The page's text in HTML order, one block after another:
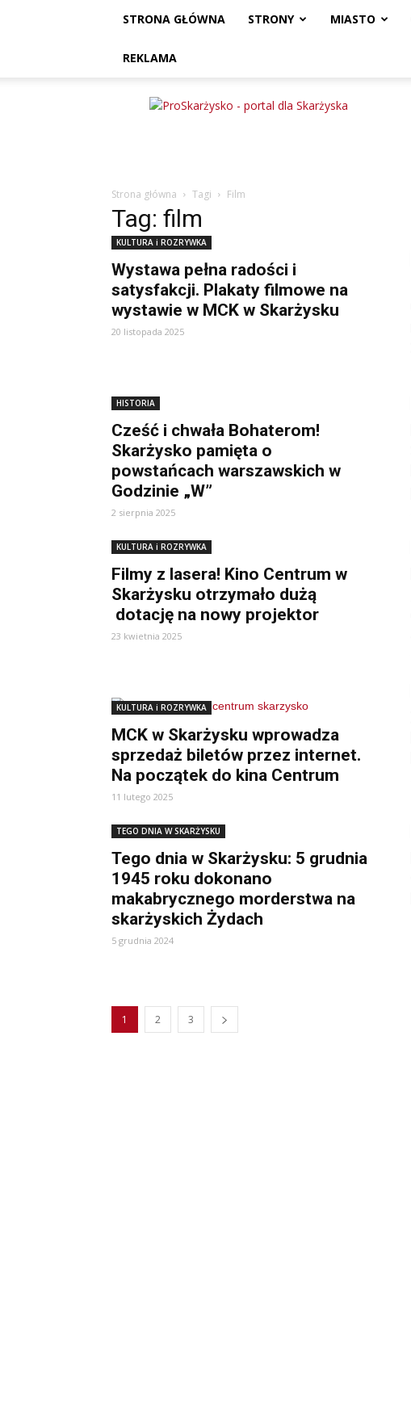
STRONA GŁÓWNA STRONY MIASTO
REKLAMA
ProSkarżysko
Strona główna Tagi Film
Tag: film
KULTURA i ROZRYWKA
Wystawa pełna radości i
satysfakcji. Plakaty filmowe na
wystawie w MCK w Skarżysku
20 listopada 2025
HISTORIA
Cześć i chwała Bohaterom!
Skarżysko pamięta o
powstańcach warszawskich w
Godzinie „W”
2 sierpnia 2025
KULTURA i ROZRYWKA
Filmy z lasera! Kino Centrum w
Skarżysku otrzymało dużą
dotację na nowy projektor
23 kwietnia 2025
KULTURA i ROZRYWKA
MCK w Skarżysku wprowadza
sprzedaż biletów przez internet.
Na początek do kina Centrum
11 lutego 2025
TEGO DNIA W SKARŻYSKU
Tego dnia w Skarżysku: 5 grudnia
1945 roku dokonano
makabrycznego morderstwa na
skarżyskich Żydach
5 grudnia 2024
1 2 3